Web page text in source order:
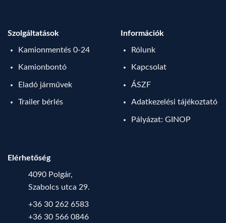
Szolgáltatások
Kamionmentés 0-24
Kamionbontó
Eladó járművek
Trailer bérlés
Információk
Rólunk
Kapcsolat
ÁSZF
Adatkezelési tájékoztató
Pályázat: GINOP
Elérhetőség
4090 Polgár,
Szabolcs utca 29.
+36 30 262 6583
+36 30 566 0846